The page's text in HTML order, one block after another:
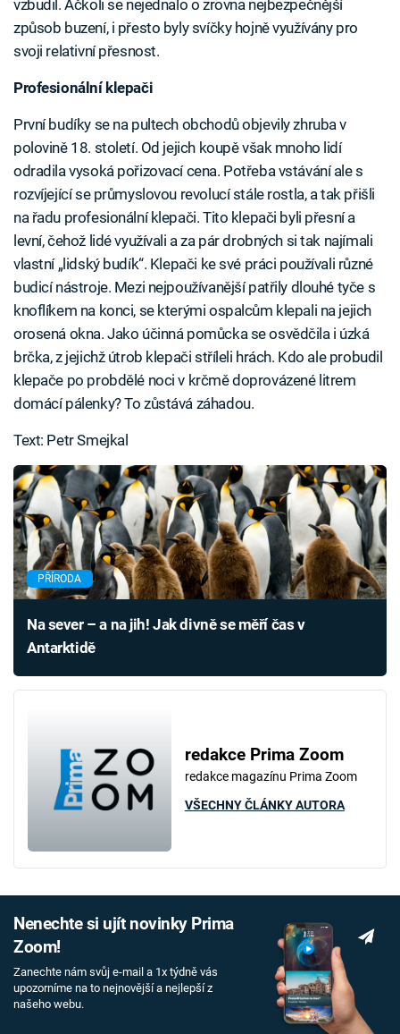
vzbudil. Ačkoli se nejednalo o zrovna nejbezpečnější
způsob buzení, i přesto byly svíčky hojně využívány pro
svoji relativní přesnost.
Profesionální klepači
První budíky se na pultech obchodů objevily zhruba v
polovině 18. století. Od jejich koupě však mnoho lidí
odradila vysoká pořizovací cena. Potřeba vstávání ale s
rozvíjející se průmyslovou revolucí stále rostla, a tak přišli
na řadu profesionální klepači. Tito klepači byli přesní a
levní, čehož lidé využívali a za pár drobných si tak najímali
vlastní „lidský budík“. Klepači ke své práci používali různé
budicí nástroje. Mezi nejpoužívanější patřily dlouhé tyče s
knoflíkem na konci, se kterými ospalcům klepali na jejich
orosená okna. Jako účinná pomůcka se osvědčila i úzká
brčka, z jejichž útrob klepači stříleli hrách. Kdo ale probudil
klepače po probdělé noci v krčmě doprovázené litrem
domácí pálenky? To zůstává záhadou.
Text: Petr Smejkal
PŘÍRODA
Na sever – a na jih! Jak divně se měří čas v
Antarktidě
redakce Prima Zoom
redakce magazínu Prima Zoom
VŠECHNY ČLÁNKY AUTORA
Nenechte si ujít novinky Prima
Zoom!
Zanechte nám svůj e-mail a 1x týdně vás
upozorníme na to nejnovější a nejlepší z
našeho webu.